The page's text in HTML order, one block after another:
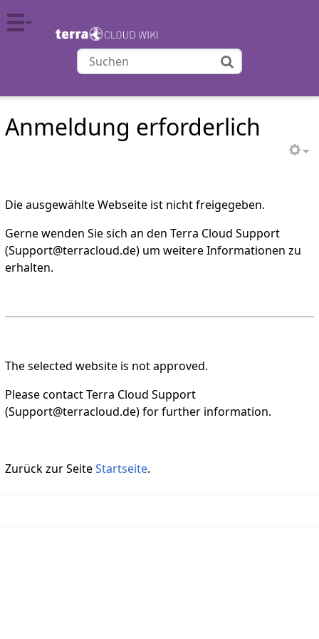
Anmeldung erforderlich
Die ausgewählte Webseite ist nicht freigegeben.
Gerne wenden Sie sich an den Terra Cloud Support
(Support@terracloud.de) um weitere Informationen zu
erhalten.
The selected website is not approved.
Please contact Terra Cloud Support
(Support@terracloud.de) for further information.
Zurück zur SeiteStartseite.